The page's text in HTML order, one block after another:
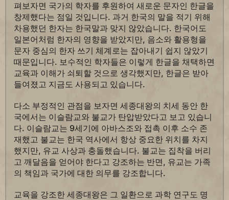
펴보자면 국가의 학자를 후원하여 새로운 문자인 한글을
창제했다는 점일 것입니다. 과거 한국의 말을 적기 위해
차용했던 한자는 한국말과 맞지 않았습니다. 한국어도
일본어처럼 한자의 영향을 받았지만, 음소와 활용형을
문자 중심의 한자 쓰기 체계로는 잡아내기 쉽지 않았기
때문입니다. 보수적인 학자들은 이렇게 한글을 채택하면
교육과 이해가 쇠퇴할 것으로 생각했지만, 한글은 받아
들여졌고 지금도 사용되고 있습니다.
다소 부정적인 관점을 보자면 세종대왕의 치세 동안 한
국에서는 이슬람교와 불교가 탄압받았다고 보고 있습니
다. 이슬람교는 9세기에 아바스조와 접촉 이후 소수 존
재했고 불교는 한국 역사에서 항상 중요한 위치를 차지
했지만, 유교 사상과 충돌했습니다. 불교는 집착을 버리
고 깨달음을 얻어야 한다고 강조하는 반면, 유교는 가족
의 책임과 국가에 대한 의무를 강조합니다.
교육을 강조한 세종대왕은 그 일환으로 과학 연구도 명